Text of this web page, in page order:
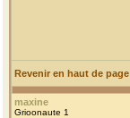
Revenir en haut de page
maxine
Grioonaute 1